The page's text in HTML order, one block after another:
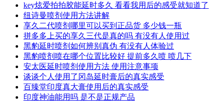
key炫爱拍拍胶能延时多久 看看我用后的感受就知道了
纽诗曼喷剂使用方法讲解
享久二代喷剂哪里可以买到正品货 多少钱一瓶
拼多多上买的享久三代是真的吗 有没有人使用过
黑豹延时喷剂如何辨别真伪 有没有人体验过
黑豹喷剂喷在哪个位置比较好 提前多久喷 喷几下
安太医延时喷剂使用方法 使用注意事项
谈谈个人使用了冈岛延时膏后的真实感受
百臻堂印度真大膏使用后的真实感受
印度神油能用吗 是不是正规产品